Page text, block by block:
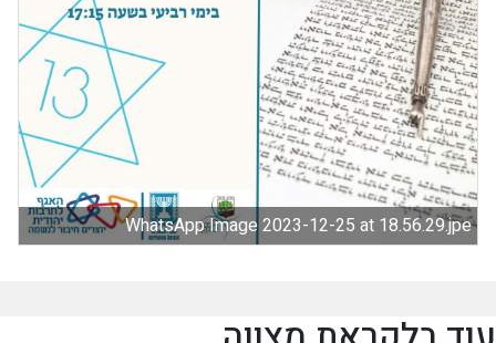
WhatsApp Image 2023-12-25 at 18.56.29.jpe